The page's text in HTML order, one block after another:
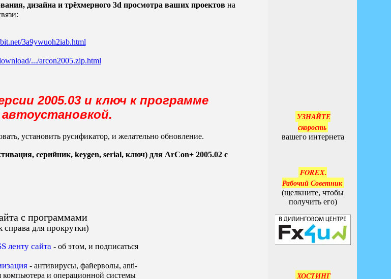
дизайна и трёхмерного 3d просмотра ваших проектов на
3a9ywuoh2iab.html
.../arcon2005.zip.html
2005.03 и ключ к программе
автоустановкой.
установить русификатор, и желательно обновление.
серийник, keygen, serial, ключ) для ArCon+ 2005.02 с
с программами
справа для прокрутки)